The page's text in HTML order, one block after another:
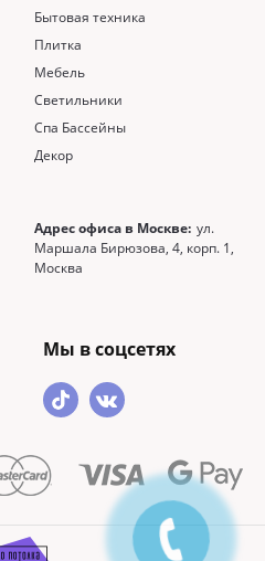
Бытовая техника
Плитка
Мебель
Светильники
Спа Бассейны
Декор
Адрес офиса в Москве: ул.
Маршала Бирюзова, 4, корп. 1,
Москва
Мы в соцсетях